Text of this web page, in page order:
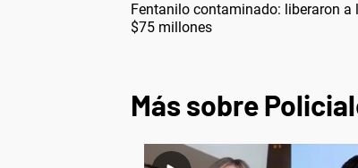
Fentanilo contaminado: liberaron
$75 millones
Más sobre